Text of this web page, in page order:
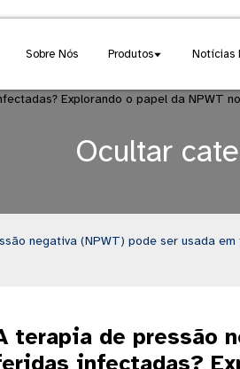
Sobre Nós Produtos Notícias
Ocultar
negativa (NPWT) pode ser usada
terapia de pressão
infectadas?